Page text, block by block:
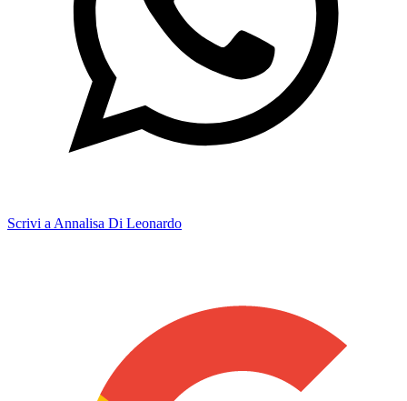
Scrivi a Annalisa Di Leonardo